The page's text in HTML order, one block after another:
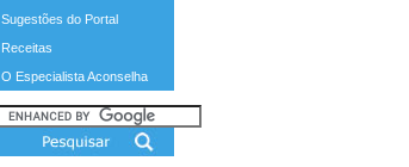
Sugestões do Portal
Receitas
O Especialista Aconselha